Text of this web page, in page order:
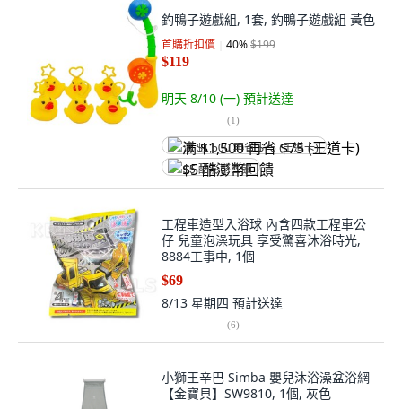
釣鴨子遊戲組, 1套, 釣鴨子遊戲組 黃色
首購折扣價 40%$199
$119
明天 8/10 (一) 預計送達
(1)
满 $1,500 再省 $75 (王道卡)
$5 酷澎幣回饋
工程車造型入浴球 內含四款工程車公
仔 兒童泡澡玩具 享受驚喜沐浴時光,
8884工事中, 1個
$69
8/13 星期四 預計送達
(6)
小獅王辛巴 Simba 嬰兒沐浴澡盆浴網
【金寶貝】SW9810, 1個, 灰色